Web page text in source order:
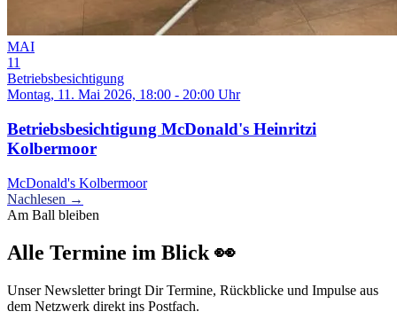
MAI
11
Betriebsbesichtigung
Montag, 11. Mai 2026, 18:00 - 20:00 Uhr
Betriebsbesichtigung McDonald's Heinritzi
Kolbermoor
McDonald's Kolbermoor
Nachlesen →
Am Ball bleiben
Alle Termine im Blick 👀
Unser Newsletter bringt Dir Termine, Rückblicke und Impulse aus
dem Netzwerk direkt ins Postfach.